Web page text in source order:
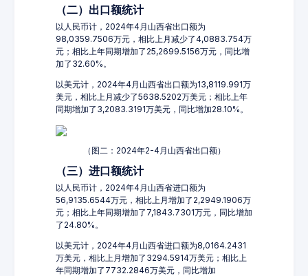
（二）出口额统计
以人民币计，2024年4月山西省出口额为
98,0359.7506万元，相比上月减少了4,0883.754万
元；相比上年同期增加了25,2699.5156万元，同比增
加了32.60%。
以美元计，2024年4月山西省出口额为13,8119.991万
美元，相比上月减少了5638.5202万美元；相比上年
同期增加了3,2083.3191万美元，同比增加28.10%。
（图二：2024年2-4月山西省出口额）
（三）进口额统计
以人民币计，2024年4月山西省进口额为
56,9135.6544万元，相比上月增加了2,2949.1906万
元；相比上年同期增加了7,1843.7301万元，同比增加
了24.80%。
以美元计，2024年4月山西省进口额为8,0164.2431
万美元，相比上月增加了3294.5914万美元；相比上
年同期增加了7732.2846万美元，同比增加